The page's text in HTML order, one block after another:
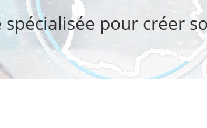
spécialisée pour créer